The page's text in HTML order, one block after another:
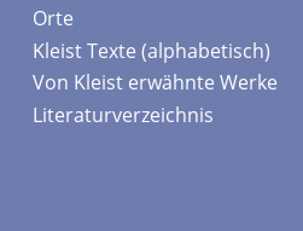
Orte
Kleist Texte (alphabetisch)
Von Kleist erwähnte Werke
Literaturverzeichnis